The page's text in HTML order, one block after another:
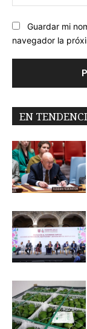
Guardar mi
navegador la
EN